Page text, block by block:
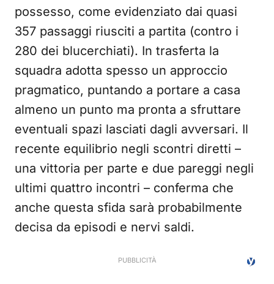
possesso, come evidenziato dai quasi
357 passaggi riusciti a partita (contro i
280 dei blucerchiati). In trasferta la
squadra adotta spesso un approccio
pragmatico, puntando a portare a casa
almeno un punto ma pronta a sfruttare
eventuali spazi lasciati dagli avversari. Il
recente equilibrio negli scontri diretti –
una vittoria per parte e due pareggi negli
ultimi quattro incontri – conferma che
anche questa sfida sarà probabilmente
decisa da episodi e nervi saldi.